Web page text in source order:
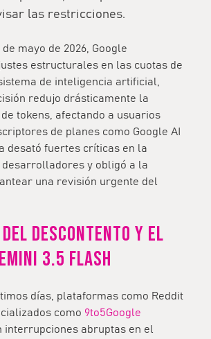
las restricciones.
mayo de 2026, Google
estructurales en las cuotas de
de inteligencia artificial,
redujo drásticamente la
tokens, afectando a usuarios
de planes como Google AI
desató fuertes críticas en la
desarrolladores y obligó a la
una revisión urgente del
descontento y el
3.5 Flash
días, plataformas como Reddit
como 9to5Google
interrupciones abruptas en el